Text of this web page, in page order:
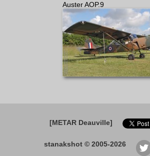
Auster AOP.9
[METAR Deauville]
stanakshot © 2005-2026